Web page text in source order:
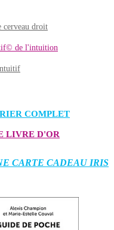
cerveau droit
de l'intuition
COMPLET
LIVRE D'OR
CARTE CADEAU IRIS